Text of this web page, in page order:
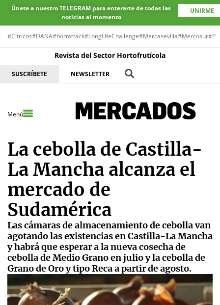
Únete a nuestro TELEGRAM para enterarte de todas las
noticias al momento
UNIRME
#Cítricos#DANA#hortattack#LongLifeChallenge#Mercasevilla#Mercosur
Revista del Sector Hortofrutícola
SUSCRÍBETE NEWSLETTER
Menú
La cebolla de Castilla-
La Mancha alcanza el
mercado de
Sudamérica
Las cámaras de almacenamiento de cebolla van
agotando las existencias en Castilla-La Mancha
y habrá que esperar a la nueva cosecha de
cebolla de Medio Grano en julio y la cebolla de
Grano de Oro y tipo Reca a partir de agosto.